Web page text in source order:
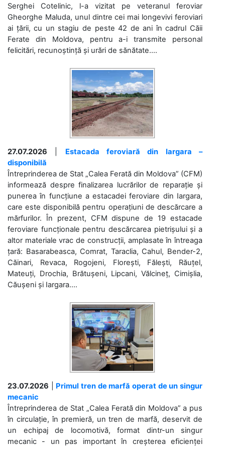
Serghei Cotelinic, l-a vizitat pe veteranul feroviar
Gheorghe Maluda, unul dintre cei mai longevivi feroviari
ai țării, cu un stagiu de peste 42 de ani în cadrul Căii
Ferate din Moldova, pentru a-i transmite personal
felicitări, recunoștință și urări de sănătate....
27.07.2026
Estacada feroviară din Iargara –
disponibilă
Întreprinderea de Stat „Calea Ferată din Moldova” (CFM)
informează despre finalizarea lucrărilor de reparație și
punerea în funcțiune a estacadei feroviare din Iargara,
care este disponibilă pentru operațiuni de descărcare a
mărfurilor. În prezent, CFM dispune de 19 estacade
feroviare funcționale pentru descărcarea pietrișului și a
altor materiale vrac de construcții, amplasate în întreaga
țară: Basarabeasca, Comrat, Taraclia, Cahul, Bender-2,
Căinari, Revaca, Rogojeni, Florești, Fălești, Răuțel,
Mateuți, Drochia, Brătușeni, Lipcani, Vălcineț, Cimișlia,
Căușeni și Iargara....
23.07.2026
Primul tren de marfă operat de un singur
mecanic
Întreprinderea de Stat „Calea Ferată din Moldova” a pus
în circulație, în premieră, un tren de marfă, deservit de
un echipaj de locomotivă, format dintr-un singur
mecanic - un pas important în creșterea eficienței